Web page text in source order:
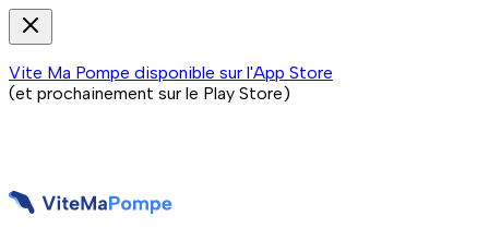
Vite Ma Pompe disponible sur l'App Store
(et prochainement sur le Play Store)